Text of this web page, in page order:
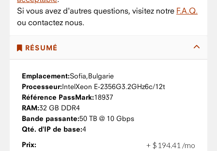
Si vous avez d'autres questions, visitez notre F.A.Q.
ou contactez nous.
RÉSUMÉ
Emplacement:Sofia,Bulgarie
Processeur:IntelXeon E-2356G3.2GHz6c/12t
Référence PassMark:18937
RAM:32 GB DDR4
Bande passante:50 TB @ 10 Gbps
Qté. d'IP de base:4
Prix:
+ $ 194.41 /mo